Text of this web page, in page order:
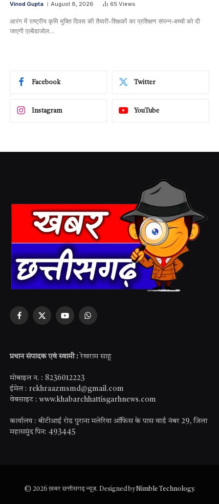
Vinod Gupta August 8, 2026 65 Views
आरंग में राष्ट्रीय कृमि मुक्ति दिवस की तैयारी-शिक्षकों का प्रशिक्षण संपन्न-बच्चों को दी
जाएगी एल्बेंडाजोल…
Facebook Twitter
Instagram YouTube
Facebook
X
YouTubeWhatsApp
प्रधान संपादक एवं स्वामी : रेखराम साहू
मोबाइल न. : 8236012223
ईमेल : rekhraazmsmd@gmail.com
वेबसाइट : www.khabarchhattisgarhnews.com
कार्यालय : बीटीआई रोड पुराना मलेरिया ऑफिस के पास वार्ड नंबर 29, जिला
महासमुंद पिन: 493445
© 2026 ख़बर छत्तीसगढ़ न्यूज़. Designed byNimble Technology.